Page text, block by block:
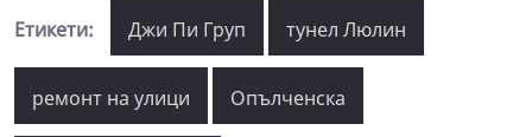
Етикети: Джи Пи Груп тунел Люлин
ремонт на улици Опълченска